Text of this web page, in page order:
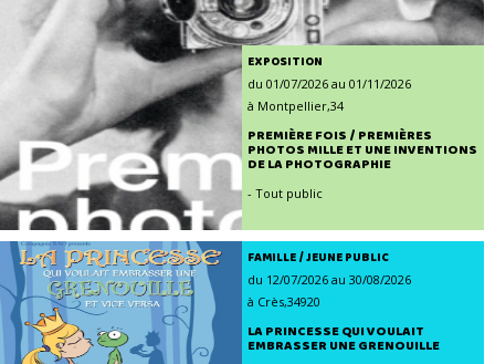
EXPOSITION
du 01/07/2026 au 01/11/2026
à Montpellier,34
PREMIÈRE FOIS / PREMIÈRES
PHOTOS MILLE ET UNE INVENTIONS
DE LA PHOTOGRAPHIE
- Tout public
FAMILLE / JEUNE PUBLIC
du 12/07/2026 au 30/08/2026
à Crès,34920
LA PRINCESSE QUI VOULAIT
EMBRASSER UNE GRENOUILLE